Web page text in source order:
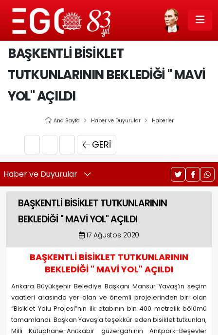
BAŞKENTLİ BİSİKLET
TUTKUNLARININ BEKLEDİĞİ " MAVİ
YOL" AÇILDI
Ana Sayfa Haber ve Duyurular Haberler
GERI
Haber ve Duyurular
BAŞKENTLİ BİSİKLET TUTKUNLARININ
BEKLEDİĞİ " MAVİ YOL" AÇILDI
17 Ağustos 2020
BAŞKENTLİ BİSİKLET TUTKUNLARININ
BEKLEDİĞİ " MAVİ YOL" AÇILDI
Ankara Büyükşehir Belediye Başkanı Mansur Yavaş’ın seçim
vaatleri arasında yer alan ve önemli projelerinden biri olan
“Bisiklet Yolu Projesi”nin ilk etabının bin 400 metrelik bölümü
tamamlandı. Başkan Yavaş’a teşekkür eden bisiklet tutkunları,
Milli Kütüphane-Anıtkabir güzergahının Anıtpark-Beşevler